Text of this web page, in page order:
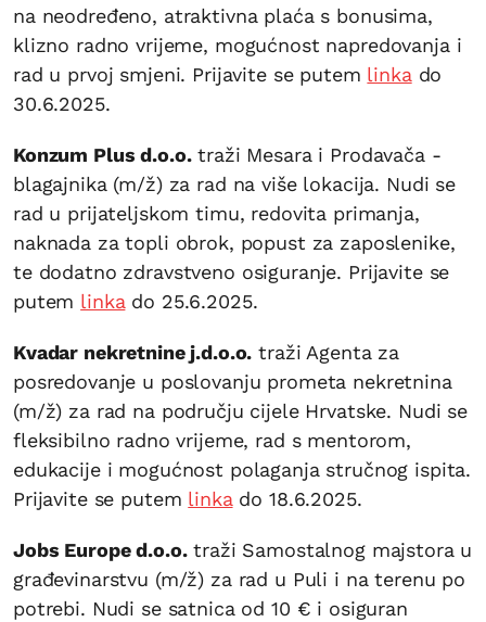
na neodređeno, atraktivna plaća s bonusima,
klizno radno vrijeme, mogućnost napredovanja i
rad u prvoj smjeni. Prijavite se putem linka do
30.6.2025.
Konzum Plus d.o.o.traži Mesara i Prodavača -
blagajnika (m/ž) za rad na više lokacija. Nudi se
rad u prijateljskom timu, redovita primanja,
naknada za topli obrok, popust za zaposlenike,
te dodatno zdravstveno osiguranje. Prijavite se
putem linka do 25.6.2025.
Kvadar nekretnine j.d.o.o. traži Agenta za
posredovanje u poslovanju prometa nekretnina
(m/ž) za rad na području cijele Hrvatske. Nudi se
fleksibilno radno vrijeme, rad s mentorom,
edukacije i mogućnost polaganja stručnog ispita.
Prijavite se putem linka do 18.6.2025.
Jobs Europe d.o.o.traži Samostalnog majstora u
građevinarstvu (m/ž) za rad u Puli i na terenu po
potrebi. Nudi se satnica od 10 € i osiguran